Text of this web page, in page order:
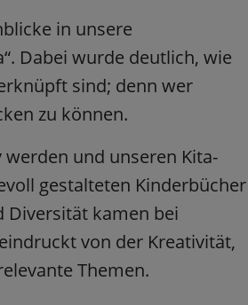
in unsere
Dabei wurde deutlich, wie
sind; denn wer
zu können.
und unseren Kita-
gestalteten Kinderbücher
Diversität kamen bei
von der Kreativität,
Themen.